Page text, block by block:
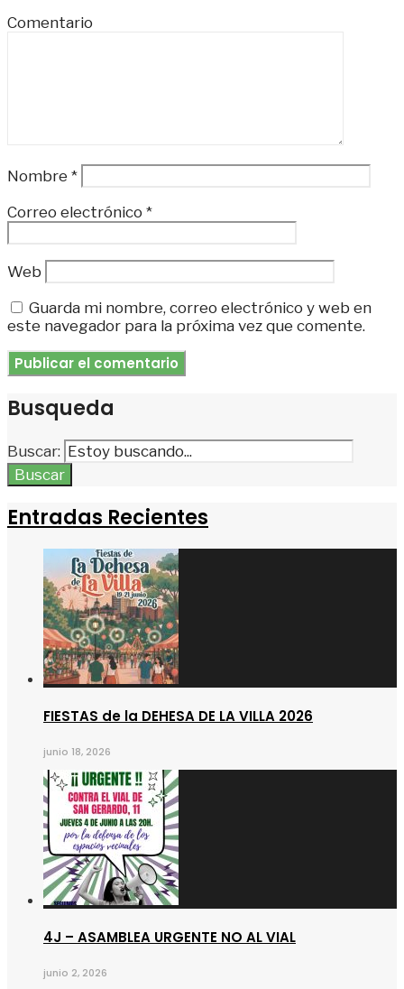
Comentario
Nombre *
Correo electrónico *
Web
Guarda mi nombre, correo electrónico y web en
este navegador para la próxima vez que comente.
Busqueda
Buscar:
Buscar
Entradas Recientes
FIESTAS de la DEHESA DE LA VILLA 2026
junio 18, 2026
4J – ASAMBLEA URGENTE NO AL VIAL
junio 2, 2026